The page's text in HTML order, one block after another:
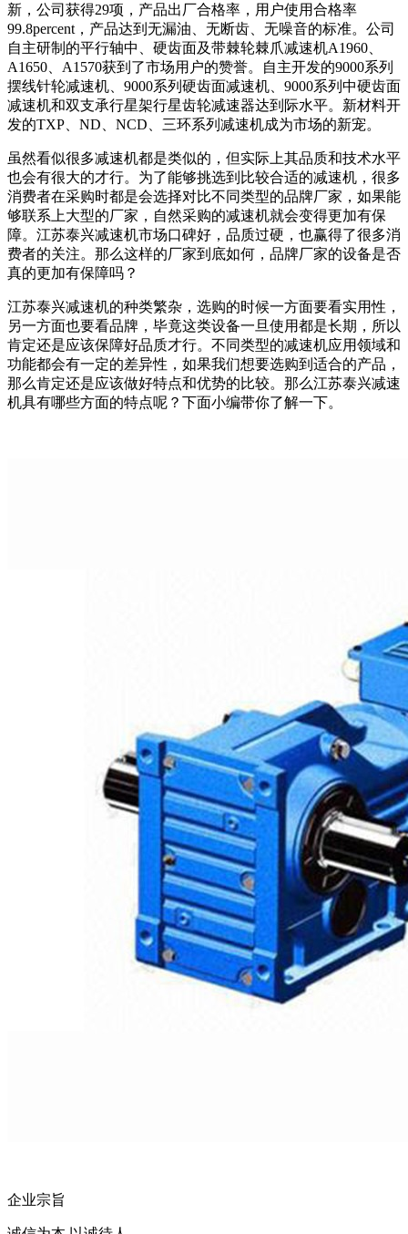
新，公司获得29项，产品出厂合格率，用户使用合格率
99.8percent，产品达到无漏油、无断齿、无噪音的标准。公司
自主研制的平行轴中、硬齿面及带棘轮棘爪减速机A1960、
A1650、A1570获到了市场用户的赞誉。自主开发的9000系列
摆线针轮减速机、9000系列硬齿面减速机、9000系列中硬齿面
减速机和双支承行星架行星齿轮减速器达到际水平。新材料开
发的TXP、ND、NCD、三环系列减速机成为市场的新宠。
虽然看似很多减速机都是类似的，但实际上其品质和技术水平
也会有很大的才行。为了能够挑选到比较合适的减速机，很多
消费者在采购时都是会选择对比不同类型的品牌厂家，如果能
够联系上大型的厂家，自然采购的减速机就会变得更加有保
障。江苏泰兴减速机市场口碑好，品质过硬，也赢得了很多消
费者的关注。那么这样的厂家到底如何，品牌厂家的设备是否
真的更加有保障吗？
江苏泰兴减速机的种类繁杂，选购的时候一方面要看实用性，
另一方面也要看品牌，毕竟这类设备一旦使用都是长期，所以
肯定还是应该保障好品质才行。不同类型的减速机应用领域和
功能都会有一定的差异性，如果我们想要选购到适合的产品，
那么肯定还是应该做好特点和优势的比较。那么江苏泰兴减速
机具有哪些方面的特点呢？下面小编带你了解一下。
企业宗旨